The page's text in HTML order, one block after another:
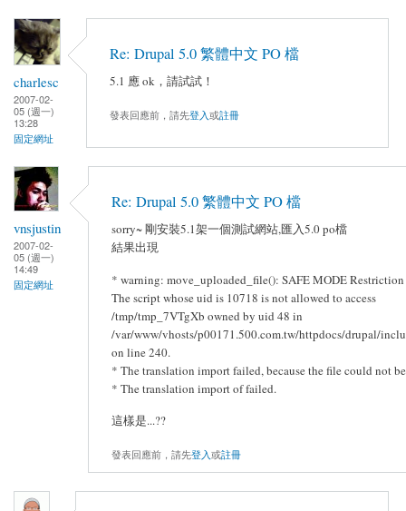
charlesc
2007-02-
05 (週一)
13:28
固定網址
Re: Drupal 5.0 繁體中文 PO 檔
5.1 應 ok，請試試！
發表回應前，請先登入或註冊
vnsjustin
2007-02-
05 (週一)
14:49
固定網址
Re: Drupal 5.0 繁體中文 PO 檔
sorry~ 剛安裝5.1架一個測試網站,匯入5.0 po檔
結果出現
* warning: move_uploaded_file(): SAFE MODE
The script whose uid is 10718 is not allowed to access
/tmp/tmp_7VTgXb owned by uid 48 in
/var/www/vhosts/p00171.500.com.tw/httpdocs/drupal/
on line 240.
* The translation import failed, because the file could not
* The translation import of failed.
這樣是...??
發表回應前，請先登入或註冊